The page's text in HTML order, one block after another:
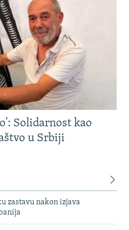
Solidarnost kao
u Srbiji
zastavu nakon izjava